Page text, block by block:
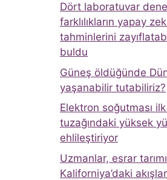
Dört laboratuvar
farklılıkların yapay
tahminlerini
buldu
Güneş öldüğünde
yaşanabilir tutabiliriz?
Elektron soğutması
tuzağındaki yüksek
ehlileştiriyor
Uzmanlar, esrar
Kaliforniya’daki